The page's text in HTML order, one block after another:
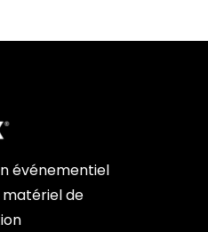
événementiel
de